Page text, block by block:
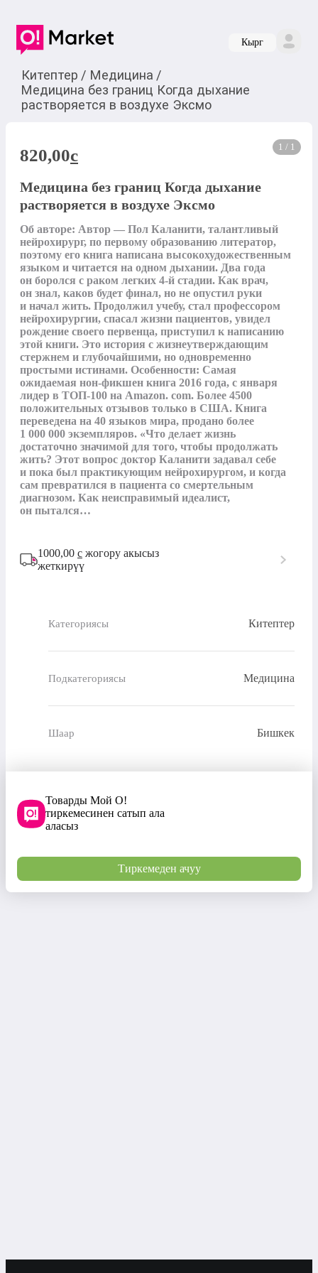
Кырг
Китептер / Медицина /
Медицина без границ Когда дыхание
растворяется в воздухе Эксмо
1 / 1
820,00c
Медицина без границ Когда дыхание
растворяется в воздухе Эксмо
Об авторе: Автор — Пол Каланити, талантливый
нейрохирург, по первому образованию литератор,
поэтому его книга написана высокохудожественным
языком и читается на одном дыхании. Два года
он боролся с раком легких 4-й стадии. Как врач,
он знал, каков будет финал, но не опустил руки
и начал жить. Продолжил учебу, стал профессором
нейрохирургии, спасал жизни пациентов, увидел
рождение своего первенца, приступил к написанию
этой книги. Это история с жизнеутверждающим
стержнем и глубочайшими, но одновременно
простыми истинами. Особенности: Самая
ожидаемая нон-фикшен книга 2016 года, с января
лидер в ТОП-100 на Amazon. com. Более 4500
положительных отзывов только в США. Книга
переведена на 40 языков мира, продано более
1 000 000 экземпляров. «Что делает жизнь
достаточно значимой для того, чтобы продолжать
жить? Этот вопрос доктор Каланити задавал себе
и пока был практикующим нейрохирургом, и когда
сам превратился в пациента со смертельным
диагнозом. Как неисправимый идеалист,
он пытался…
1000,00 с жогору акысыз
жеткирүү
Категориясы Китептер
Подкатегориясы Медицина
Шаар Бишкек
Товарды Мой О!
тиркемесинен сатып ала
аласыз
Тиркемеден ачуу